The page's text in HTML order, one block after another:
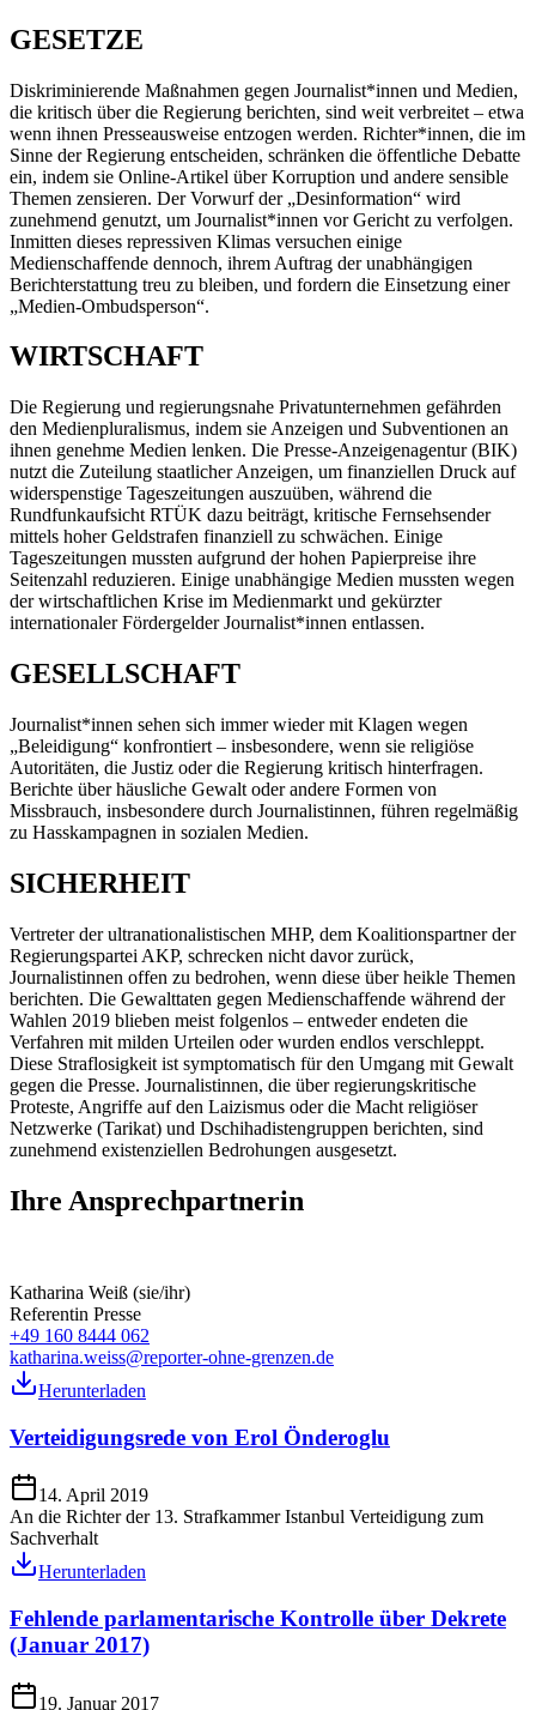
GESETZE
Diskriminierende Maßnahmen gegen Journalist*innen und Medien,
die kritisch über die Regierung berichten, sind weit verbreitet – etwa
wenn ihnen Presseausweise entzogen werden. Richter*innen, die im
Sinne der Regierung entscheiden, schränken die öffentliche Debatte
ein, indem sie Online-Artikel über Korruption und andere sensible
Themen zensieren. Der Vorwurf der „Desinformation“ wird
zunehmend genutzt, um Journalist*innen vor Gericht zu verfolgen.
Inmitten dieses repressiven Klimas versuchen einige
Medienschaffende dennoch, ihrem Auftrag der unabhängigen
Berichterstattung treu zu bleiben, und fordern die Einsetzung einer
„Medien-Ombudsperson“.
WIRTSCHAFT
Die Regierung und regierungsnahe Privatunternehmen gefährden
den Medienpluralismus, indem sie Anzeigen und Subventionen an
ihnen genehme Medien lenken. Die Presse-Anzeigenagentur (BIK)
nutzt die Zuteilung staatlicher Anzeigen, um finanziellen Druck auf
widerspenstige Tageszeitungen auszuüben, während die
Rundfunkaufsicht RTÜK dazu beiträgt, kritische Fernsehsender
mittels hoher Geldstrafen finanziell zu schwächen. Einige
Tageszeitungen mussten aufgrund der hohen Papierpreise ihre
Seitenzahl reduzieren. Einige unabhängige Medien mussten wegen
der wirtschaftlichen Krise im Medienmarkt und gekürzter
internationaler Fördergelder Journalist*innen entlassen.
GESELLSCHAFT
Journalist*innen sehen sich immer wieder mit Klagen wegen
„Beleidigung“ konfrontiert – insbesondere, wenn sie religiöse
Autoritäten, die Justiz oder die Regierung kritisch hinterfragen.
Berichte über häusliche Gewalt oder andere Formen von
Missbrauch, insbesondere durch Journalistinnen, führen regelmäßig
zu Hasskampagnen in sozialen Medien.
SICHERHEIT
Vertreter der ultranationalistischen MHP, dem Koalitionspartner der
Regierungspartei AKP, schrecken nicht davor zurück,
Journalistinnen offen zu bedrohen, wenn diese über heikle Themen
berichten. Die Gewalttaten gegen Medienschaffende während der
Wahlen 2019 blieben meist folgenlos – entweder endeten die
Verfahren mit milden Urteilen oder wurden endlos verschleppt.
Diese Straflosigkeit ist symptomatisch für den Umgang mit Gewalt
gegen die Presse. Journalistinnen, die über regierungskritische
Proteste, Angriffe auf den Laizismus oder die Macht religiöser
Netzwerke (Tarikat) und Dschihadistengruppen berichten, sind
zunehmend existenziellen Bedrohungen ausgesetzt.
Ihre Ansprechpartnerin
Katharina Weiß (sie/ihr)
Referentin Presse
+49 160 8444 062
katharina.weiss@reporter-ohne-grenzen.de
Herunterladen
Verteidigungsrede von Erol Önderoglu
14. April 2019
An die Richter der 13. Strafkammer Istanbul Verteidigung zum
Sachverhalt
Herunterladen
Fehlende parlamentarische Kontrolle über Dekrete
(Januar 2017)
19. Januar 2017